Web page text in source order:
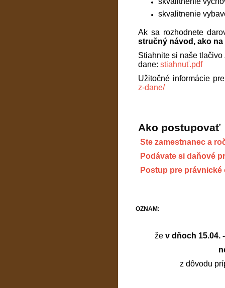
skvalitnenie
Ak sa rozhodnete
stručný návod, ako na
Stiahnite si naše
dane: stiahnuť.pdf
Užitočné informácie
z-dane/
Ako postupovať
Ste zamestnanec a
Podávate si daňové
Postup pre právnické
OZNAM:
že v dňoch 15.04.
z dôvodu